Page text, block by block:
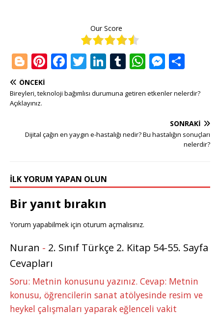
Our Score
Bl
o
g
g
r
Pi
te
st
F
c
o
k
T
it
Li
k
n
T
m
W
at
p
M
ss
n
g
ar
ÖNCEKI
Bireyleri, teknoloji bağımlısı durumuna getiren etkenler nelerdir?
Açıklayınız.
SONRAKI
Dijital çağın en yaygın e-hastalığı nedir? Bu hastalığın sonuçları
nelerdir?
İLK YORUM YAPAN OLUN
Bir yanıt bırakın
Yorum yapabilmek için oturum açmalısınız.
Nuran - 2. Sınıf Türkçe 2. Kitap 54-55. Sayfa
Cevapları
Soru: Metnin konusunu yazınız. Cevap: Metnin
konusu, öğrencilerin sanat atölyesinde resim ve
heykel çalışmaları yaparak eğlenceli vakit